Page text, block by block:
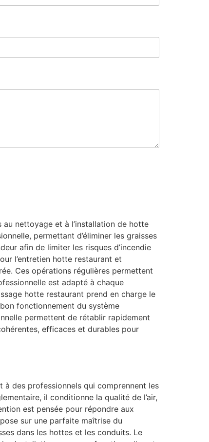
nettoyage et à l’installation de hotte
permettant d’éliminer les graisses
afin de limiter les risques d’incendie
l’entretien hotte restaurant et
Ces opérations régulières permettent
est adapté à chaque
hotte restaurant prend en charge le
fonctionnement du système
permettent de rétablir rapidement
efficaces et durables pour
à des professionnels qui comprennent les
il conditionne la qualité de l’air,
est pensée pour répondre aux
sur une parfaite maîtrise du
dans les hottes et les conduits. Le